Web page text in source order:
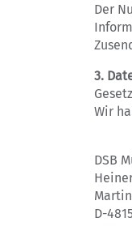
Der
3.
Wir
DSB
D-